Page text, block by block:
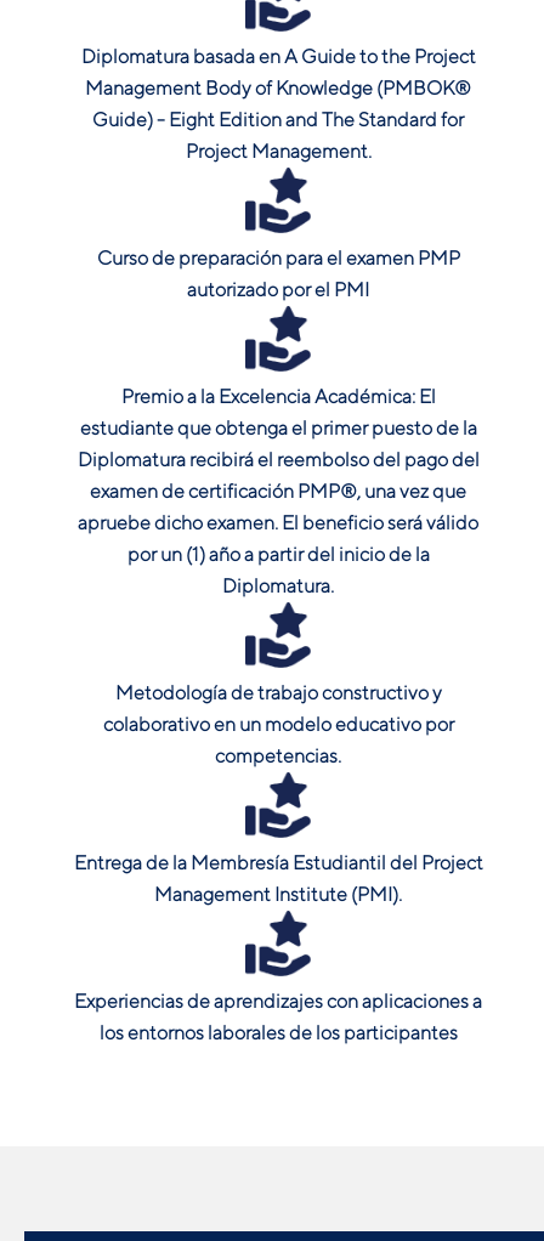
Diplomatura basada en A Guide to the Project
Management Body of Knowledge (PMBOK®
Guide) - Eight Edition and The Standard for
Project Management.
Curso de preparación para el examen PMP
autorizado por el PMI
Premio a la Excelencia Académica: El
estudiante que obtenga el primer puesto de la
Diplomatura recibirá el reembolso del pago del
examen de certificación PMP®, una vez que
apruebe dicho examen. El beneficio será válido
por un (1) año a partir del inicio de la
Diplomatura.
Metodología de trabajo constructivo y
colaborativo en un modelo educativo por
competencias.
Entrega de la Membresía Estudiantil del Project
Management Institute (PMI).
Experiencias de aprendizajes con aplicaciones a
los entornos laborales de los participantes